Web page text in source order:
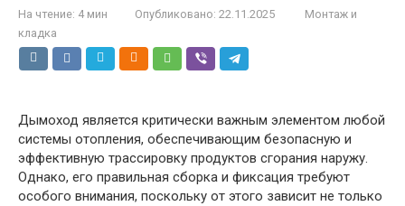
На чтение: 4 мин Опубликовано: 22.11.2025
Монтаж и
кладка
Дымоход является критически важным элементом любой
системы отопления, обеспечивающим безопасную и
эффективную трассировку продуктов сгорания наружу.
Однако, его правильная сборка и фиксация требуют
особого внимания, поскольку от этого зависит не только